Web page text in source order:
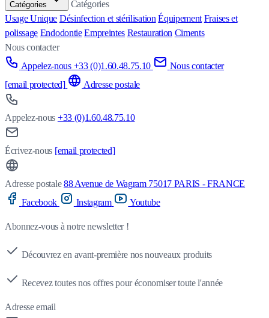
Catégories
Catégories
Usage Unique Désinfection et stérilisation Équipement Fraises et
polissage Endodontie Empreintes Restauration Ciments
Nous contacter
Appelez-nous +33 (0)1.60.48.75.10
Nous contacter
[email protected]
Adresse postale
Appelez-nous +33 (0)1.60.48.75.10
Écrivez-nous [email protected]
Adresse postale 88 Avenue de Wagram 75017 PARIS - FRANCE
Facebook
Instagram Youtube
Abonnez-vous à notre newsletter !
Découvrez en avant-première nos nouveaux produits
Recevez toutes nos offres pour économiser toute l'année
Adresse email